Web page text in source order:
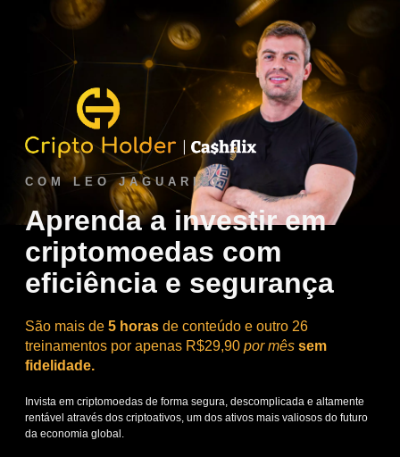
COM LEO JAGUARIBE
Aprenda a investir em
criptomoedas com
eficiência e segurança
São mais de 5 horas de conteúdo e outro 26
treinamentos por apenas R$29,90 por mês sem
fidelidade.
Invista em criptomoedas de forma segura, descomplicada e altamente
rentável através dos criptoativos, um dos ativos mais valiosos do futuro
da economia global.